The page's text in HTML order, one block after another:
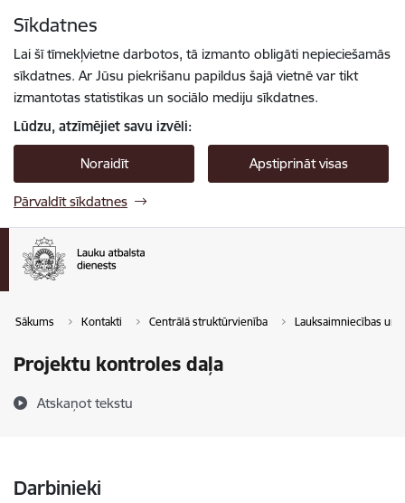
Sīkdatnes
Lai šī tīmekļvietne darbotos, tā izmanto obligāti nepieciešamās
sīkdatnes. Ar Jūsu piekrišanu papildus šajā vietnē var tikt
izmantotas statistikas un sociālo mediju sīkdatnes.
Lūdzu, atzīmējiet savu izvēli:
Noraidīt Apstiprināt visas
Pārvaldīt sīkdatnes
Sākums Kontakti Centrālā struktūrvienība Lauksaimniecības un
Projektu kontroles daļa
Atskaņot tekstu
Darbinieki